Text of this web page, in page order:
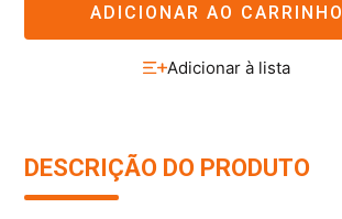
ADICIONAR AO CARRINHO
DESCRIÇÃO DO PRODUTO